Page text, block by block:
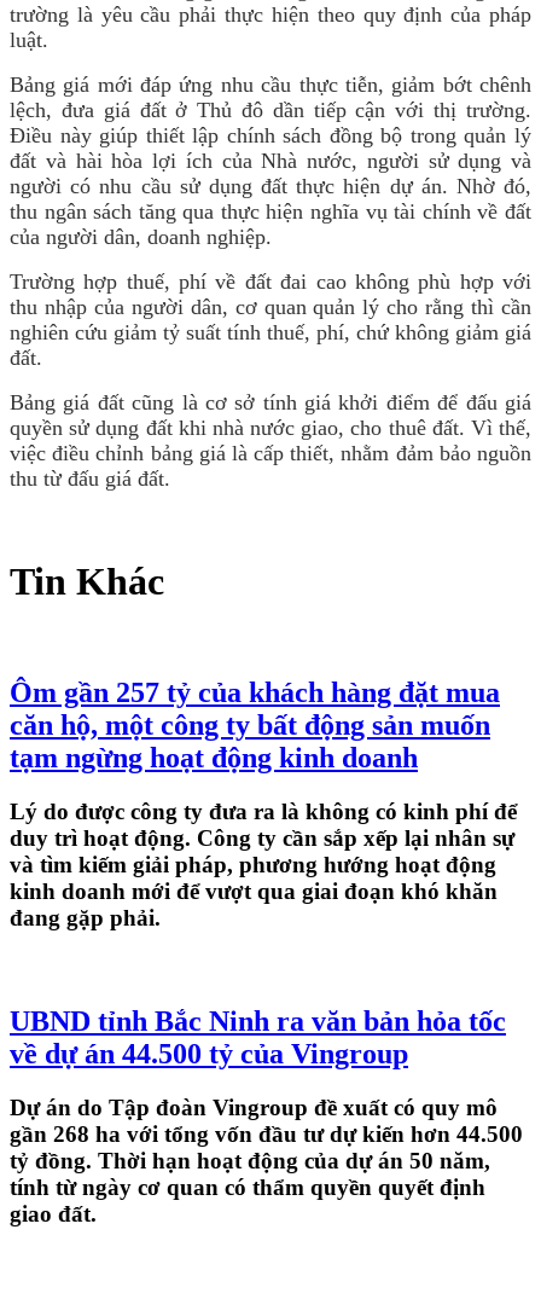
trường là yêu cầu phải thực hiện theo quy định của pháp
luật.
Bảng giá mới đáp ứng nhu cầu thực tiễn, giảm bớt chênh
lệch, đưa giá đất ở Thủ đô dần tiếp cận với thị trường.
Điều này giúp thiết lập chính sách đồng bộ trong quản lý
đất và hài hòa lợi ích của Nhà nước, người sử dụng và
người có nhu cầu sử dụng đất thực hiện dự án. Nhờ đó,
thu ngân sách tăng qua thực hiện nghĩa vụ tài chính về đất
của người dân, doanh nghiệp.
Trường hợp thuế, phí về đất đai cao không phù hợp với
thu nhập của người dân, cơ quan quản lý cho rằng thì cần
nghiên cứu giảm tỷ suất tính thuế, phí, chứ không giảm giá
đất.
Bảng giá đất cũng là cơ sở tính giá khởi điểm để đấu giá
quyền sử dụng đất khi nhà nước giao, cho thuê đất. Vì thế,
việc điều chỉnh bảng giá là cấp thiết, nhằm đảm bảo nguồn
thu từ đấu giá đất.
Tin Khác
Ôm gần 257 tỷ của khách hàng đặt mua
căn hộ, một công ty bất động sản muốn
tạm ngừng hoạt động kinh doanh
Lý do được công ty đưa ra là không có kinh phí để
duy trì hoạt động. Công ty cần sắp xếp lại nhân sự
và tìm kiếm giải pháp, phương hướng hoạt động
kinh doanh mới để vượt qua giai đoạn khó khăn
đang gặp phải.
UBND tỉnh Bắc Ninh ra văn bản hỏa tốc
về dự án 44.500 tỷ của Vingroup
Dự án do Tập đoàn Vingroup đề xuất có quy mô
gần 268 ha với tổng vốn đầu tư dự kiến hơn 44.500
tỷ đồng. Thời hạn hoạt động của dự án 50 năm,
tính từ ngày cơ quan có thẩm quyền quyết định
giao đất.